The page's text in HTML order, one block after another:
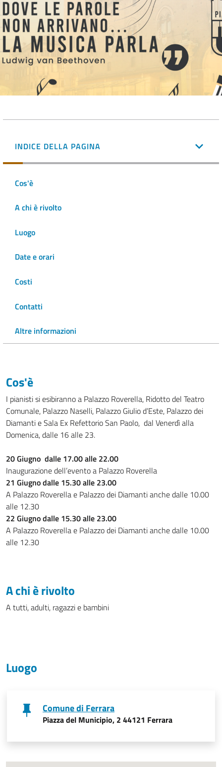
INDICE DELLA PAGINA
Cos'è
A chi è rivolto
Luogo
Date e orari
Costi
Contatti
Altre informazioni
Cos'è
I pianisti si esibiranno a Palazzo Roverella, Ridotto del Teatro
Comunale, Palazzo Naselli, Palazzo Giulio d’Este, Palazzo dei
Diamanti e Sala Ex Refettorio San Paolo, dal Venerdì alla
Domenica, dalle 16 alle 23.
20 Giugno dalle 17.00 alle 22.00
Inaugurazione dell’evento a Palazzo Roverella
21 Giugno dalle 15.30 alle 23.00
A Palazzo Roverella e Palazzo dei Diamanti anche dalle 10.00
alle 12.30
22 Giugno dalle 15.30 alle 23.00
A Palazzo Roverella e Palazzo dei Diamanti anche dalle 10.00
alle 12.30
A chi è rivolto
A tutti, adulti, ragazzi e bambini
Luogo
Comune di Ferrara
Piazza del Municipio, 2 44121 Ferrara